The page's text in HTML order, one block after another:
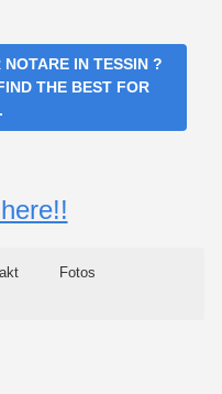
NOTARE IN TESSIN ?
THE BEST FOR
Fotos